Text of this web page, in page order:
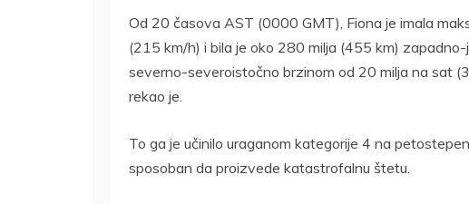
Od 20 časova AST (0000 GMT), Fiona je imala
(215 km/h) i bila je oko 280 milja (455 km)
severno-severoistočno brzinom od 20 milja na sat
rekao je.
To ga je učinilo uraganom kategorije 4 na
sposoban da proizvede katastrofalnu štetu.